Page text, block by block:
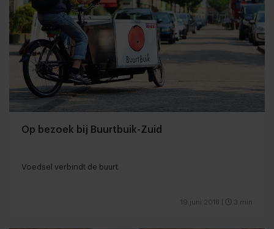
Op bezoek bij Buurtbuik-Zuid
Voedsel verbindt de buurt
19 juni 2018 3 min